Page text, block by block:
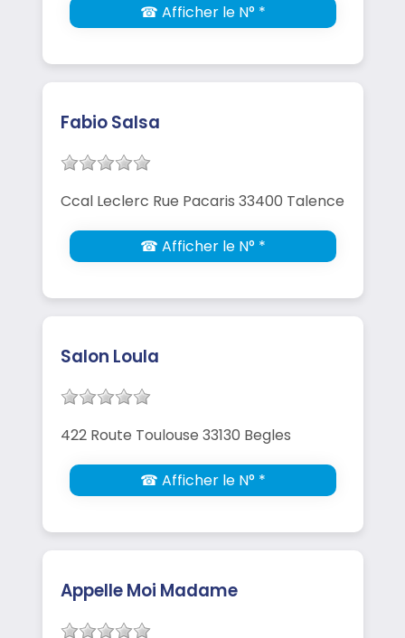
☎ Afficher le N° *
Fabio Salsa
Ccal Leclerc Rue Pacaris 33400 Talence
☎ Afficher le N° *
Salon Loula
422 Route Toulouse 33130 Begles
☎ Afficher le N° *
Appelle Moi Madame